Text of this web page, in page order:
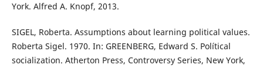
York. Alfred A. Knopf, 2013.
SIGEL, Roberta. Assumptions about learning political values.
Roberta Sigel. 1970. In: GREENBERG, Edward S. Polítical
socialization. Atherton Press, Controversy Series, New York,